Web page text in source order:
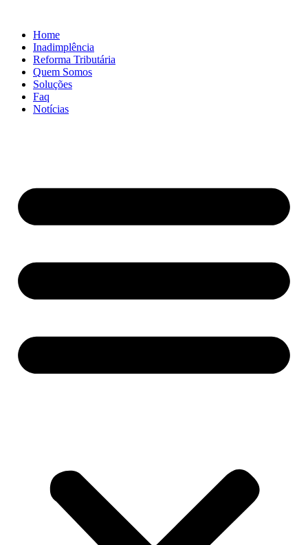
conteúdo
Home
Inadimplência
Reforma Tributária
Quem Somos
Soluções
Faq
Notícias